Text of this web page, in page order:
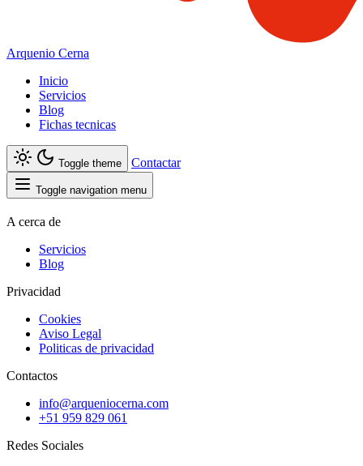
Arquenio Cerna
Inicio
Servicios
Blog
Fichas tecnicas
Toggle theme Contactar
Toggle navigation menu
A cerca de
Servicios
Blog
Privacidad
Cookies
Aviso Legal
Politicas de privacidad
Contactos
info@arqueniocerna.com
+51 959 829 061
Redes Sociales